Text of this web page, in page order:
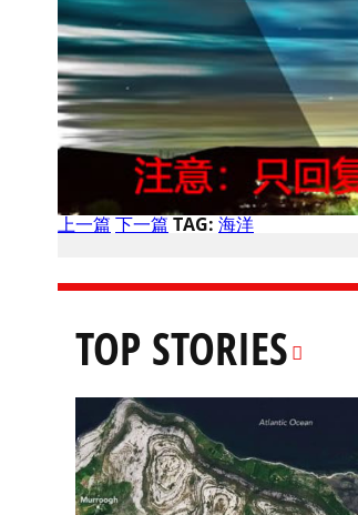
上一篇 下一篇 TAG: 海洋
TOP STORIES